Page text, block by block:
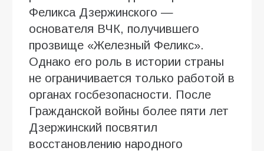
Феликса Дзержинского —
основателя ВЧК, получившего
прозвище «Железный Феликс».
Однако его роль в истории страны
не ограничивается только работой в
органах госбезопасности. После
Гражданской войны более пяти лет
Дзержинский посвятил
восстановлению народного